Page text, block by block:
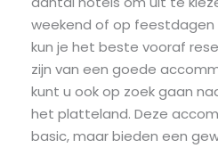
weekend of op feestdagen
kun je het beste vooraf
zijn van een goede
kunt u ook op zoek gaan
het platteland. Deze
basic, maar bieden een